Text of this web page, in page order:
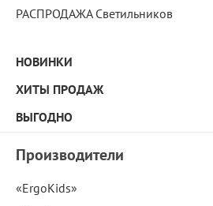
РАСПРОДАЖА Светильников
НОВИНКИ
ХИТЫ ПРОДАЖ
ВЫГОДНО
Производители
«ErgoKids»